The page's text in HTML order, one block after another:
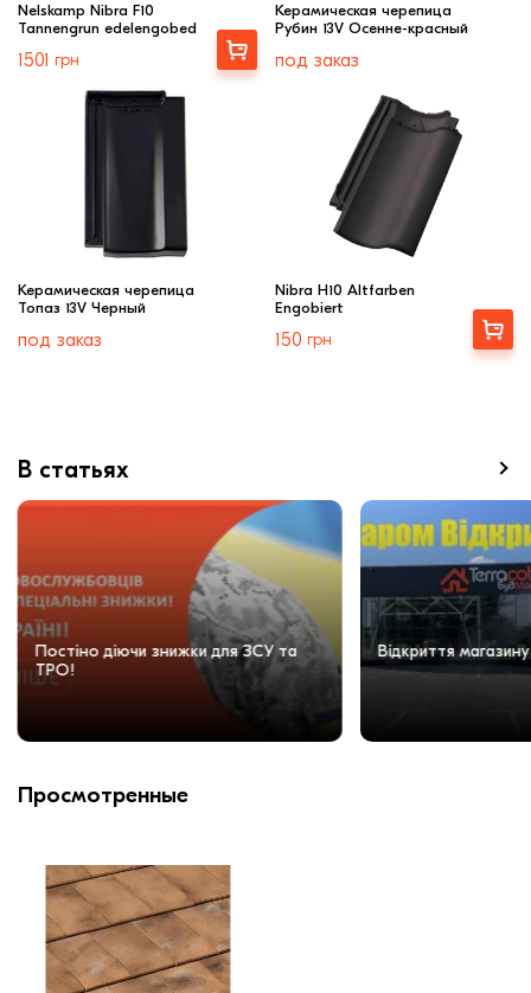
Nelskamp Nibra F10
Tannengrun edelengobed
1501 грн
Выбрать
Керамическая черепица
Рубин 13V Осенне-красный
под заказ
Керамическая черепица
Топаз 13V Черный
под заказ
Nibra H10 Altfarben
Engobiert
150 грн
Купити
В статьях
Постіно діючи знижки для ЗСУ та
ТРО!
Відкриття магазину
Просмотренные